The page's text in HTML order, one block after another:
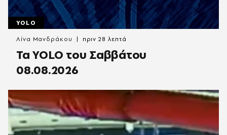
YOLO
Τα YOLO του Σαββάτου
08.08.2026
Λίνα Μανδράκου πριν 28 λεπτά